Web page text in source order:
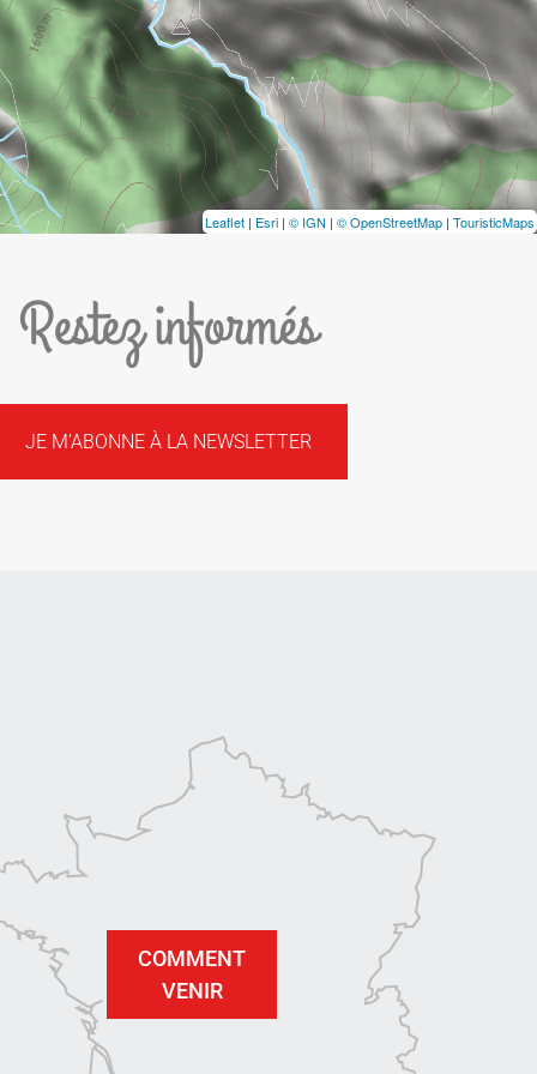
Leaflet | Esri | © IGN | © OpenStreetMap | TouristicMaps
Restez informés
JE M'ABONNE À LA NEWSLETTER
COMMENT
VENIR